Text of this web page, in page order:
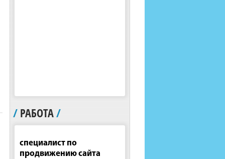
/ РАБОТА/
специалист по
продвижению сайта